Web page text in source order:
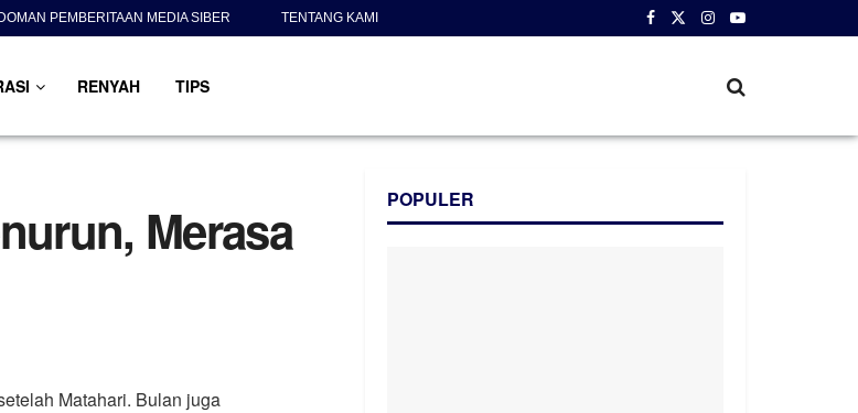
PEMBERITAAN MEDIA SIBER TENTANG KAMI
RENYAH TIPS
Merasa
Matahari. Bulan juga
POPULER